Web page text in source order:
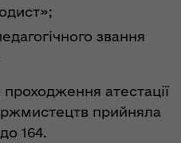
звання
атестації
прийняла
164.